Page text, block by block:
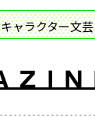
キャラクター文芸